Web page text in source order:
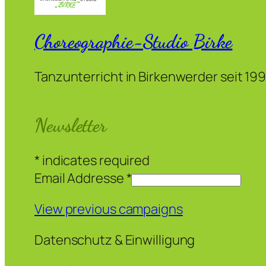
Choreographie-Studio Birke
Tanzunterricht in Birkenwerder seit
Newsletter
* indicates required
Email Addresse *
View previous campaigns
Datenschutz & Einwilligung